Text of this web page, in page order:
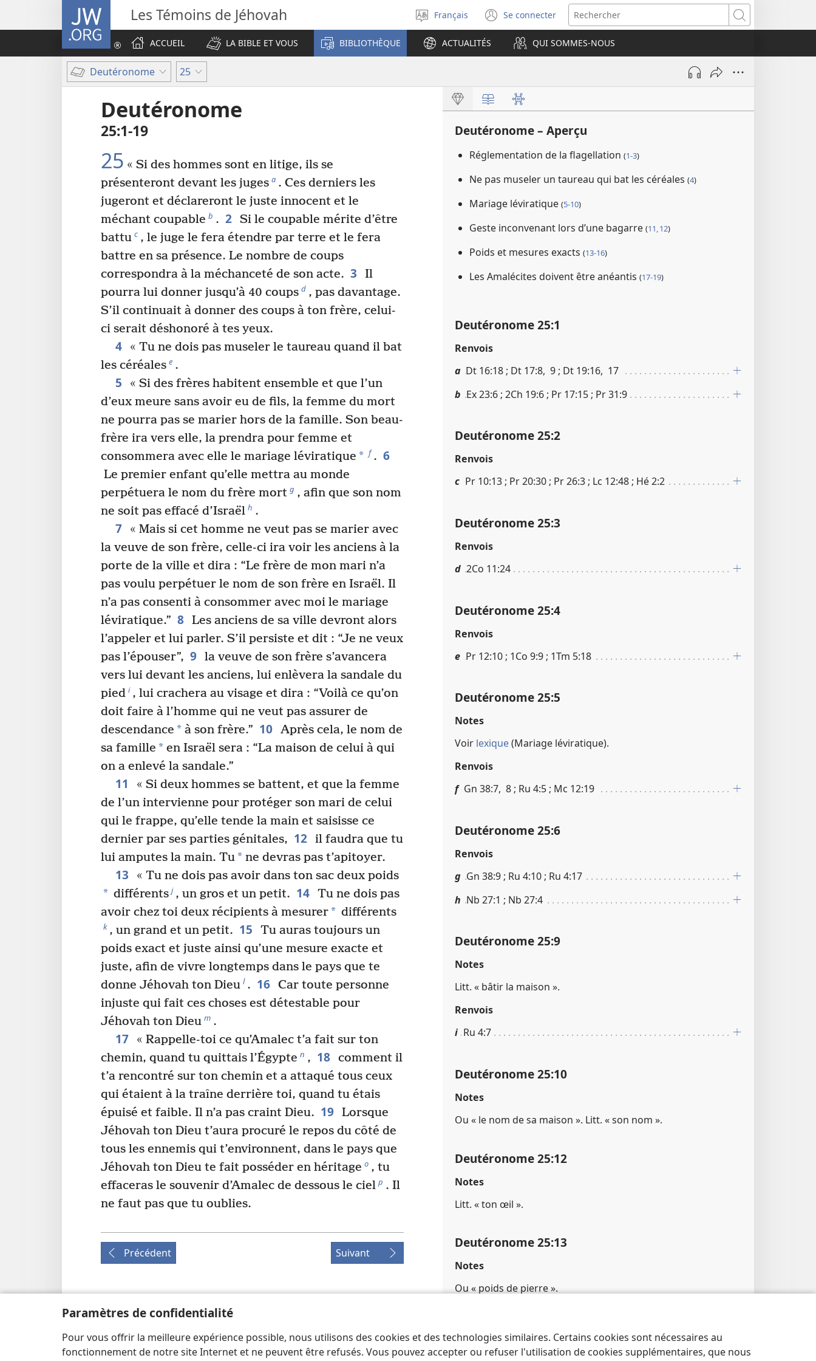
Paramètres de confidentialité
Pour vous offrir la meilleure expérience possible, nous utilisons des cookies et des technologies similaires. Certains cookies sont nécessaires au
fonctionnement de notre site Internet et ne peuvent être refusés. Vous pouvez accepter ou refuser l'utilisation de cookies supplémentaires, que nous
JW.ORG Les Témoins de Jéhovah
Sélectionner
la
langue
Français Se connecter
(ouvre
une
nouvelle
fenêtre)
Rechercher
ACCUEIL
LA BIBLE ET VOUS BIBLIOTHÈQUE ACTUALITÉS QUI SOMMES-NOUS
Deutéronome 25
Deutéronome
25​:​1-19
25 « Si des hommes sont en litige, ils se
présenteront devant les juges a . Ces derniers les
jugeront et déclareront le juste innocent et le
méchant coupable b . 2 Si le coupable mérite d’être
battu c , le juge le fera étendre par terre et le fera
battre en sa présence. Le nombre de coups
correspondra à la méchanceté de son acte. 3
Il
pourra lui donner jusqu’à 40 coups d , pas davantage.
S’il continuait à donner des coups à ton frère, celui-
ci serait déshonoré à tes yeux.
4
« Tu ne dois pas museler le taureau quand il bat
les céréales e .
5
« Si des frères habitent ensemble et que l’un
d’eux meure sans avoir eu de fils, la femme du mort
ne pourra pas se marier hors de la famille. Son beau-
frère ira vers elle, la prendra pour femme et
consommera avec elle le mariage léviratique * f . 6
Le premier enfant qu’elle mettra au monde
perpétuera le nom du frère mort g , afin que son nom
ne soit pas effacé d’Israël h .
7
« Mais si cet homme ne veut pas se marier avec
la veuve de son frère, celle-ci ira voir les anciens à la
porte de la ville et dira : “Le frère de mon mari n’a
pas voulu perpétuer le nom de son frère en Israël. Il
n’a pas consenti à consommer avec moi le mariage
léviratique.” 8 Les anciens de sa ville devront alors
l’appeler et lui parler. S’il persiste et dit : “Je ne veux
pas l’épouser”, 9 la veuve de son frère s’avancera
vers lui devant les anciens, lui enlèvera la sandale du
pied i , lui crachera au visage et dira : “Voilà ce qu’on
doit faire à l’homme qui ne veut pas assurer de
descendance * à son frère.” 10 Après cela, le nom de
sa famille * en Israël sera : “La maison de celui à qui
on a enlevé la sandale.”
11
« Si deux hommes se battent, et que la femme
de l’un intervienne pour protéger son mari de celui
qui le frappe, qu’elle tende la main et saisisse ce
dernier par ses parties génitales, 12 il faudra que tu
lui amputes la main. Tu* ne devras pas t’apitoyer.
13 « Tu ne dois pas avoir dans ton sac deux poids
* différents j , un gros et un petit. 14 Tu ne dois pas
avoir chez toi deux récipients à mesurer* différents
k , un grand et un petit. 15
Tu auras toujours un
poids exact et juste ainsi qu’une mesure exacte et
juste, afin de vivre longtemps dans le pays que te
donne Jéhovah ton Dieu l . 16 Car toute personne
injuste qui fait ces choses est détestable pour
Jéhovah ton Dieu m .
17
« Rappelle-toi ce qu’Amalec t’a fait sur ton
chemin, quand tu quittais l’Égypte n , 18 comment il
t’a rencontré sur ton chemin et a attaqué tous ceux
qui étaient à la traîne derrière toi, quand tu étais
épuisé et faible. Il n’a pas craint Dieu. 19 Lorsque
Jéhovah ton Dieu t’aura procuré le repos du côté de
tous les ennemis qui t’environnent, dans le pays que
Jéhovah ton Dieu te fait posséder en héritage o , tu
effaceras le souvenir d’Amalec de dessous le ciel p . Il
ne faut pas que tu oublies.
Précédent Suivant
Copyrights pour cette publication
Copyright © 2026Watch Tower Bible and Tract Society of Pennsylvania.
| RÈGLES DE CONFIDENTIALITÉ
CONFIDENTIALITÉ
Deutéronome – Aperçu
Réglementation de la flagellation (1-3)
Ne pas museler un taureau qui bat les céréales (4)
Mariage léviratique (5-10)
Geste inconvenant lors d’une bagarre (11, 12)
Poids et mesures exacts (13-16)
Les Amalécites doivent être anéantis (17-19)
Deutéronome 25​:​1
Renvois
a Dt 16​:​18 ; Dt 17​:​8, 9 ; Dt 19​:​16, 17
b Ex 23​:​6 ; 2Ch 19​:​6 ; Pr 17​:​15 ; Pr 31​:​9
Deutéronome 25​:​2
Renvois
c Pr 10​:​13 ; Pr 20​:​30 ; Pr 26​:​3 ; Lc 12​:​48 ; Hé 2​:​2
Deutéronome 25​:​3
Renvois
d 2Co 11​:​24
Deutéronome 25​:​4
Renvois
e Pr 12​:​10 ; 1Co 9​:​9 ; 1Tm 5​:​18
Deutéronome 25​:​5
Notes
Voir lexique(Mariage léviratique).
Renvois
f Gn 38​:​7, 8 ; Ru 4​:​5 ; Mc 12​:​19
Deutéronome 25​:​6
Renvois
g Gn 38​:​9 ; Ru 4​:​10 ; Ru 4​:​17
h Nb 27​:​1 ; Nb 27​:​4
Deutéronome 25​:​9
Notes
Litt. « bâtir la maison ».
Renvois
i Ru 4​:​7
Deutéronome 25​:​10
Notes
Ou « le nom de sa maison ». Litt. « son nom ».
Deutéronome 25​:​12
Notes
Litt. « ton œil ».
Deutéronome 25​:​13
Notes
Ou « poids de pierre ».
j Pr 11​:​1 ; Pr 20​:​10 ; Mi 6​:​11